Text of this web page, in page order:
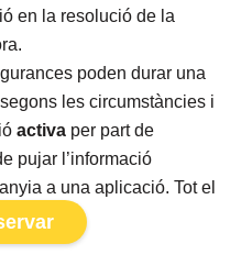
en la resolució de la
poden durar una
segons les circumstàncies i
activa per part de
pujar l’informació
a una aplicació. Tot el